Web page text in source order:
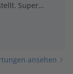
ansehen